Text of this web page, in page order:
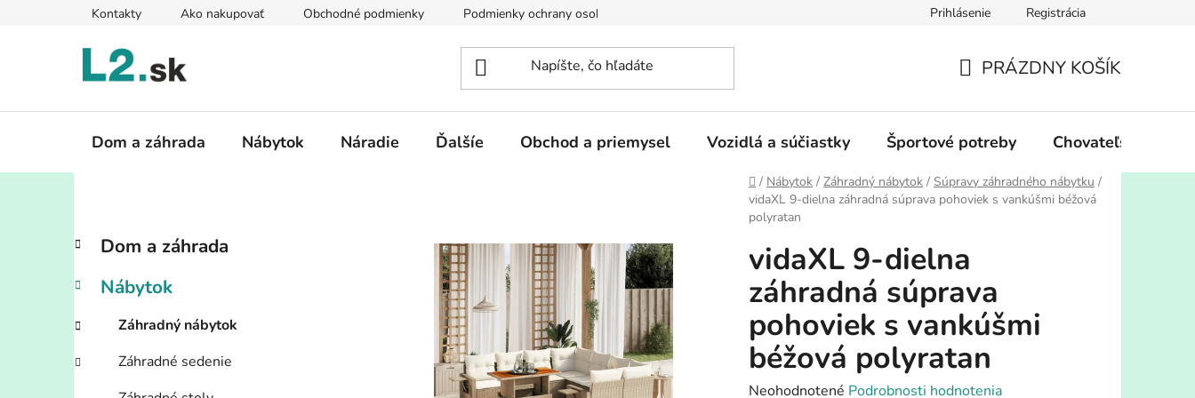
Kontakty Ako nakupovať Obchodné podmienky Podmienky ochrany osobných údajov Prihlásenie Registrácia
KOŠÍK
PRÁZDNY KOŠÍK
Dom a záhrada Nábytok Náradie Ďalšíe Obchod a priemysel Vozidlá a súčiastky Športové potreby Chovateľské
Domov
/ Nábytok / Záhradný nábytok / Súpravy záhradného nábytku /
vidaXL 9-dielna záhradná súprava pohoviek s vankúšmi béžová
polyratan
B
č
ý
p
a
Preskočiť
kategórie
K
a
e
ó
i
Dom a záhrada
Nábytok
Záhradný nábytok
Záhradné sedenie
vidaXL 9-dielna
záhradná súprava
pohoviek s vankúšmi
béžová polyratan
Priemerné
Neohodnotené Podrobnosti hodnotenia